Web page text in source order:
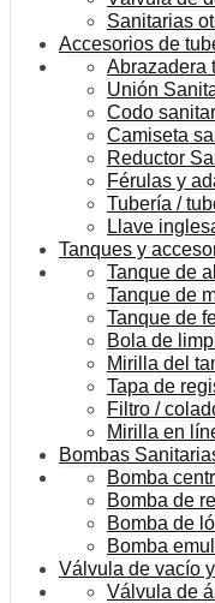
Sanitarias
Accesorios de
Abrazadera
Unión
Codo
Camiseta
Reductor
Férulas y
Tubería /
Llave
Tanques y
Tanque de
Tanque de
Tanque de
Bola de
Mirilla del
Tapa de
Filtro /
Mirilla en
Bombas
Bomba
Bomba de
Bomba de
Bomba
Válvula de vacío
Válvula de